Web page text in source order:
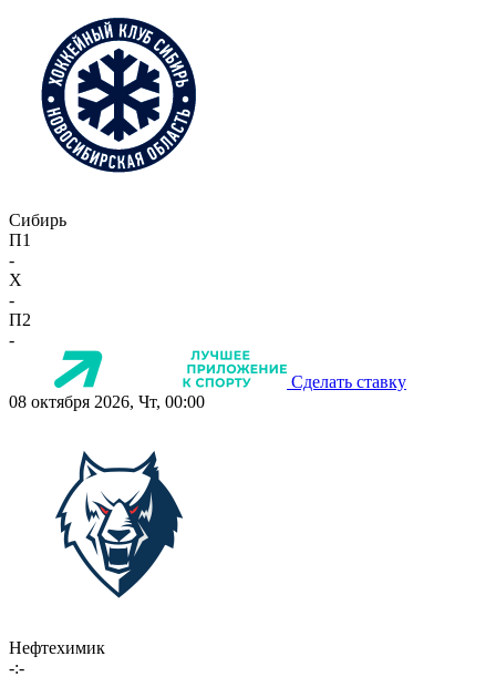
Сибирь
П1
-
X
-
П2
-
Сделать ставку
08 октября 2026, Чт, 00:00
Нефтехимик
-:-